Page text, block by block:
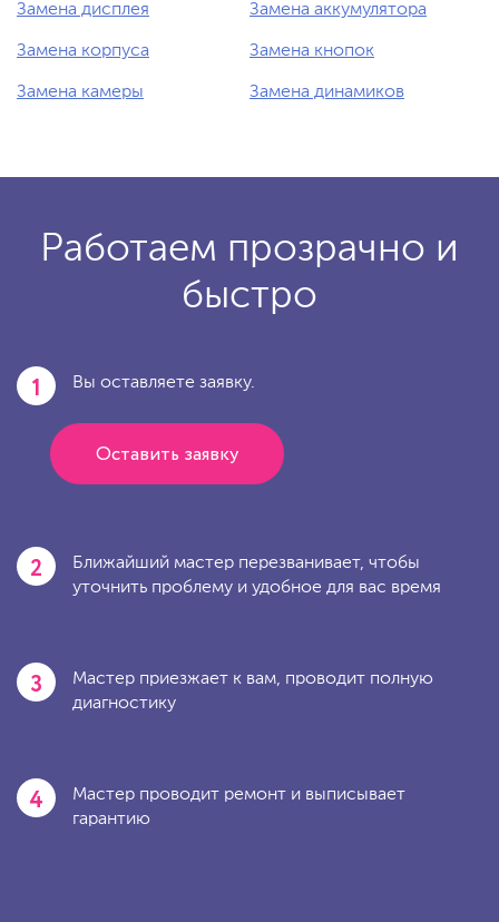
Замена дисплея Замена аккумулятора
Замена корпуса Замена кнопок
Замена камеры Замена динамиков
Работаем прозрачно и
быстро
1 Вы оставляете заявку.
Оставить заявку
2
Ближайший мастер перезванивает, чтобы
уточнить проблему и удобное для вас время
3
Мастер приезжает к вам, проводит полную
диагностику
4
Мастер проводит ремонт и выписывает
гарантию